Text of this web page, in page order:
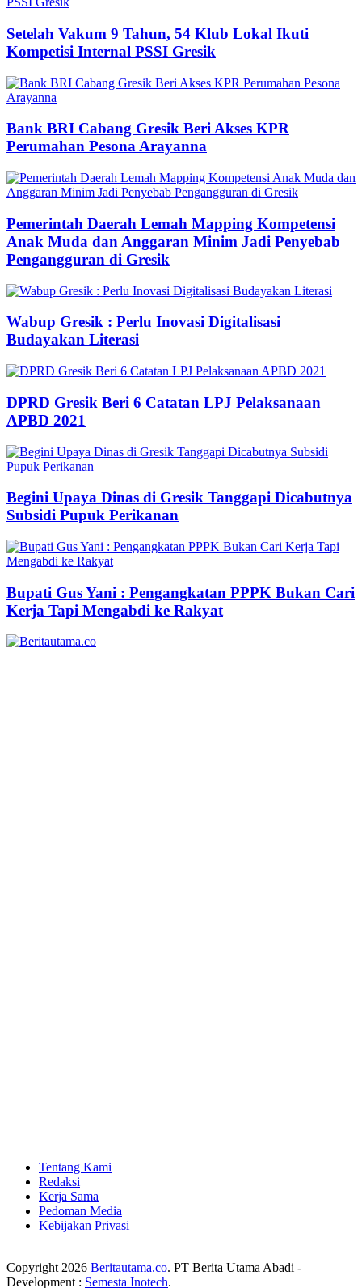
Setelah Vakum 9 Tahun, 54 Klub Lokal Ikuti
Kompetisi Internal PSSI Gresik
Bank BRI Cabang Gresik Beri Akses KPR
Perumahan Pesona Arayanna
Pemerintah Daerah Lemah Mapping Kompetensi
Anak Muda dan Anggaran Minim Jadi Penyebab
Pengangguran di Gresik
Wabup Gresik : Perlu Inovasi Digitalisasi
Budayakan Literasi
DPRD Gresik Beri 6 Catatan LPJ Pelaksanaan
APBD 2021
Begini Upaya Dinas di Gresik Tanggapi Dicabutnya
Subsidi Pupuk Perikanan
Bupati Gus Yani : Pengangkatan PPPK Bukan Cari
Kerja Tapi Mengabdi ke Rakyat
Tentang Kami
Redaksi
Kerja Sama
Pedoman Media
Kebijakan Privasi
Copyright 2026 Beritautama.co. PT Berita Utama Abadi -
Development : Semesta Inotech.